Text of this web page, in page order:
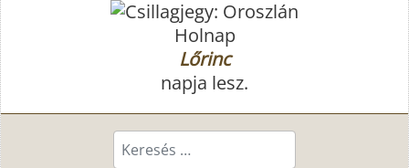
Holnap
Lőrinc
napja lesz.
Keresés...